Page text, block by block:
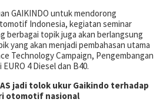
GAIKINDO untuk mendorong
Indonesia, kegiatan seminar
berbagai topik juga akan berlangsung
yang akan menjadi pembahasan utama
Technology Campaign, Pengembangan
4 Diesel dan B40.
jadi tolok ukur Gaikindo terhadap
otomotif nasional